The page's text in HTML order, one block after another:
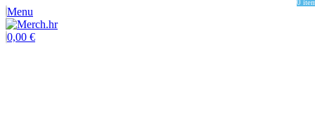
Menu
0
0,00 €